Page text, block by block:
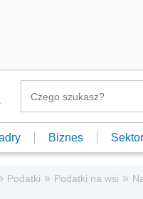
Biznes
Podatki » Podatki na wsi »